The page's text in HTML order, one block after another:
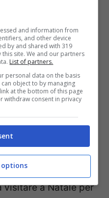
2017 (lun-ven
festivi 10.30-
Familiadal 1° al
ven 10.00 – 21.00,
22.00).Mercados
10.00-22.00).
di iniziative
e modernità,
visitare a Natale per
and information from
and other device
by and shared with 319
site. We and our partners
List of partners.
personal data on the basis
object to by managing
at the bottom of this page
withdraw consent in privacy